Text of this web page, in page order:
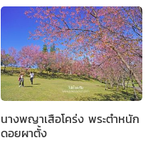
นางพญาเสือโคร่ง พระตำหนัก
ดอยผาตั้ง